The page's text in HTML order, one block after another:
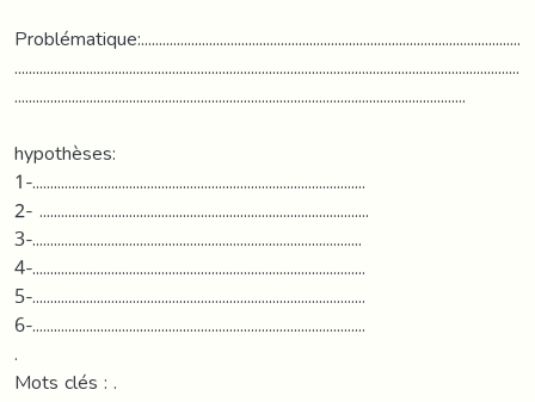
Problématique:..........................................................................................................
.............................................................................................................................................
..............................................................................................................................
hypothèses:
1-.............................................................................................
2- ............................................................................................
3-............................................................................................
4-.............................................................................................
5-.............................................................................................
6-.............................................................................................
.
Mots clés : .